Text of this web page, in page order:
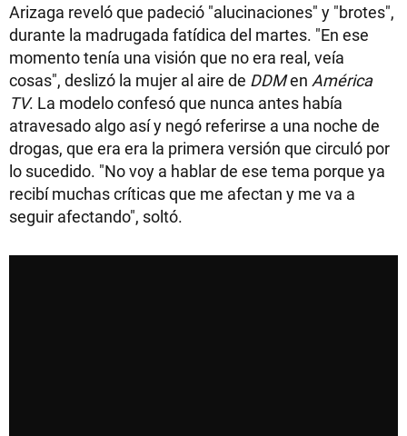
Arizaga reveló que padeció "alucinaciones" y "brotes",
durante la madrugada fatídica del martes. "En ese
momento tenía una visión que no era real, veía
cosas", deslizó la mujer al aire de DDMen América
TV. La modelo confesó que nunca antes había
atravesado algo así y negó referirse a una noche de
drogas, que era era la primera versión que circuló por
lo sucedido. "No voy a hablar de ese tema porque ya
recibí muchas críticas que me afectan y me va a
seguir afectando", soltó.